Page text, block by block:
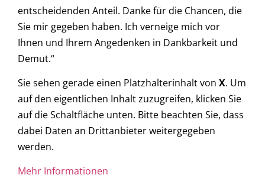
entscheidenden Anteil. Danke für die Chancen, die
Sie mir gegeben haben. Ich verneige mich vor
Ihnen und Ihrem Angedenken in Dankbarkeit und
Demut.“
Sie sehen gerade einen Platzhalterinhalt von X. Um
auf den eigentlichen Inhalt zuzugreifen, klicken Sie
auf die Schaltfläche unten. Bitte beachten Sie, dass
dabei Daten an Drittanbieter weitergegeben
werden.
Mehr Informationen